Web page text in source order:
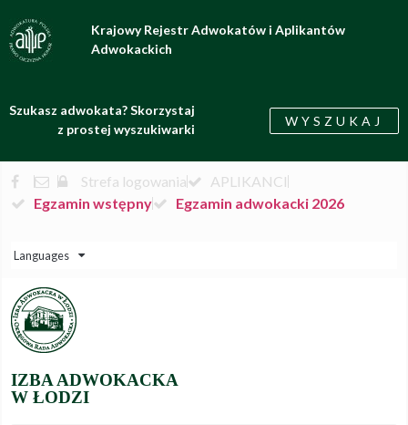
Krajowy Rejestr Adwokatów i Aplikantów
Adwokackich
Szukasz adwokata? Skorzystaj
z prostej wyszukiwarki
WYSZUKAJ
Strefa logowania
APLIKANCI
Egzamin wstępny
Egzamin adwokacki 2026
Languages
IZBA ADWOKACKA
W ŁODZI